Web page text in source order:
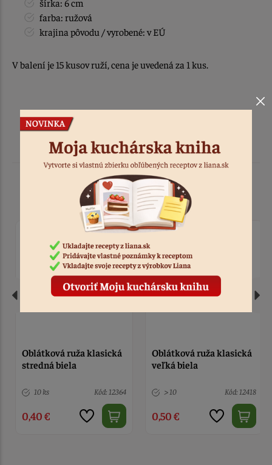
farba: ružová
krajina pôvodu / vyrobené: v EÚ
V balení je 15 kusov ruží, cena je uvedená za 1 kus.
Podobné produkty
Oblátková ruža klasická
stredná biela
10 ks Kód: 12364
0,40 €
Oblátková ruža klasická
veľká biela
> 10 Kód: 12418
0,50 €